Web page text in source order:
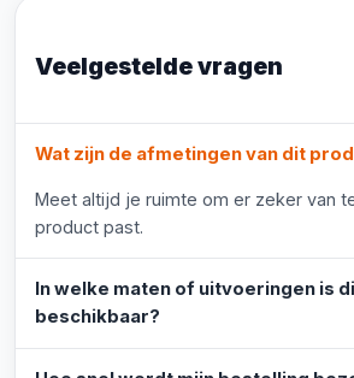
Veelgestelde vragen
Wat zijn de afmetingen van dit
Meet altijd je ruimte om er zeker van
product past.
In welke maten of uitvoeringen is
beschikbaar?